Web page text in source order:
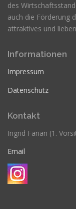
des
auch die Förderung
attraktives und
Informationen
Impressum
Datenschutz
Kontakt
Ingrid Farian (1.
Email